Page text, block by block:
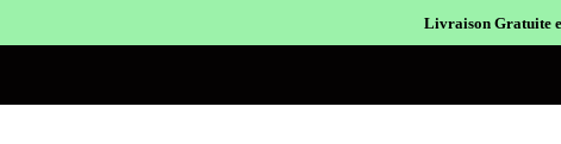
Livraison Gratuite en EuropeExpédition en